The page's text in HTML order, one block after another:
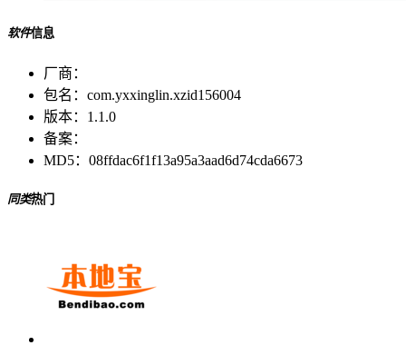
软件信息
厂商：
包名： com.yxxinglin.xzid156004
版本： 1.1.0
备案：
MD5： 08ffdac6f1f13a95a3aad6d74cda6673
同类热门